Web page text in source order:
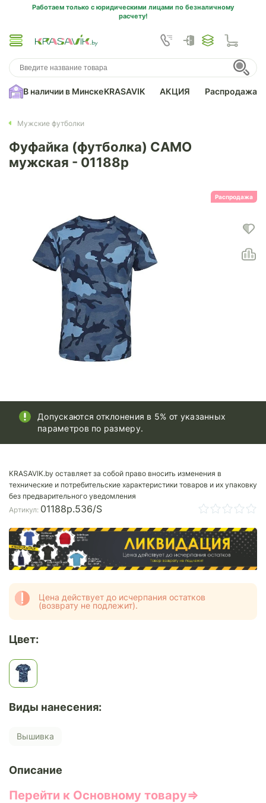
Работаем только с юридическими лицами по безналичному
расчету!
В наличии в МинскеKRASAVIK АКЦИЯ Распродажа
Мужские футболки
Фуфайка (футболка) CAMO
мужская - 01188p
Распродажа
Допускаются отклонения в 5% от указанных
параметров по размеру.
KRASAVIK.by оставляет за собой право вносить изменения в
технические и потребительские характеристики товаров и их упаковку
без предварительного уведомления
Артикул: 01188p.536/S
Цена действует до исчерпания остатков
(возврату не подлежит).
Цвет:
Виды нанесения:
Вышивка
Описание
Перейти к Основному товару⇒